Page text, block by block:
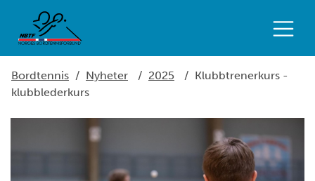
Bordtennis / Nyheter / 2025 / Klubbtrenerkurs -
klubblederkurs